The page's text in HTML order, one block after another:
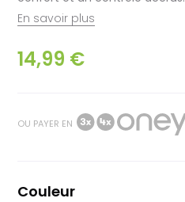
En savoir plus
14,99 €
OU PAYER EN
Couleur